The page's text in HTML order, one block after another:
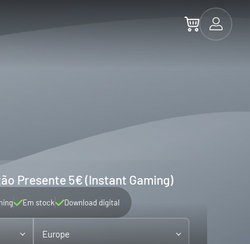
Presente 5€ (Instant Gaming)
Em stock Download digital
Europe